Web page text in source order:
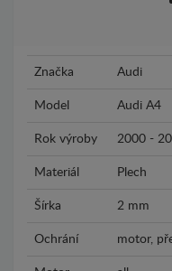
Značka Audi
Model Audi A4
Rok výroby 2000 -
Materiál Plech
Šírka 2 mm
Ochrání motor,